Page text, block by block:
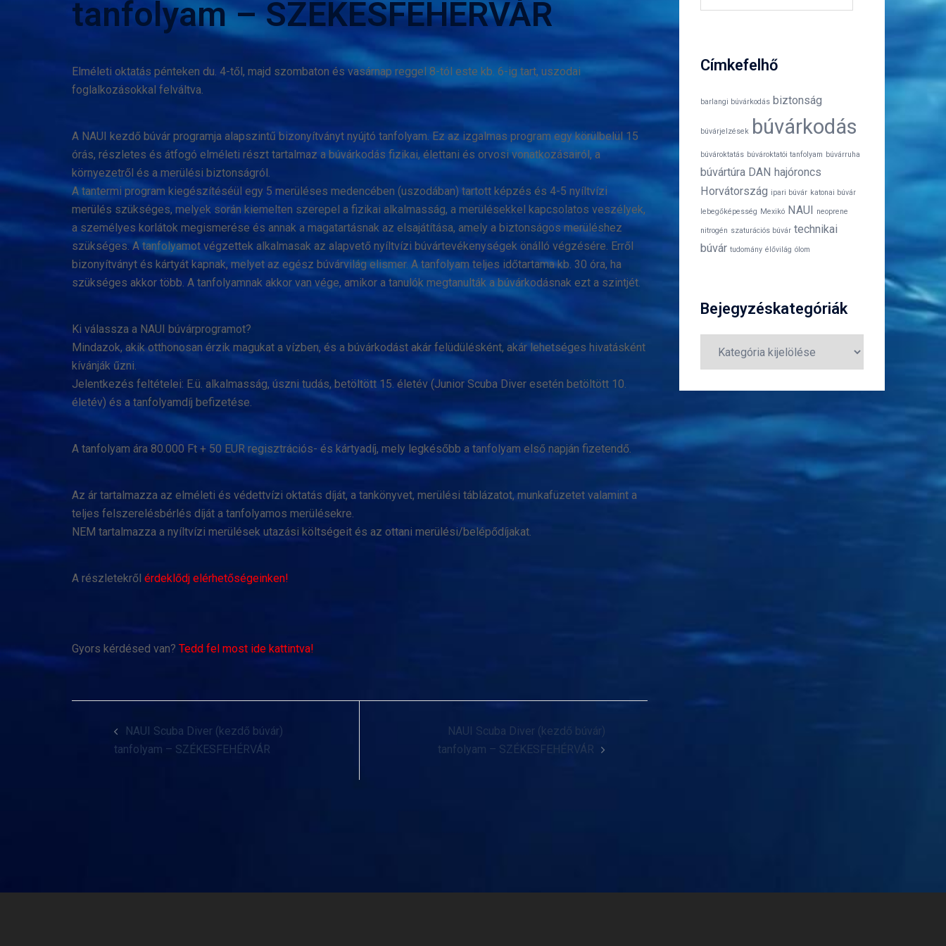
tanfolyam – SZÉKESFEHÉRVÁR
Elméleti oktatás pénteken du. 4-től, majd szombaton és vasárnap reggel 8-tól este kb. 6-ig tart, uszodai
foglalkozásokkal felváltva.
A NAUI kezdő búvár programja alapszintű bizonyítványt nyújtó tanfolyam. Ez az izgalmas program egy körülbelül 15
órás, részletes és átfogó elméleti részt tartalmaz a búvárkodás fizikai, élettani és orvosi vonatkozásairól, a
környezetről és a merülési biztonságról.
A tantermi program kiegészítéséül egy 5 merüléses medencében (uszodában) tartott képzés és 4-5 nyíltvízi
merülés szükséges, melyek során kiemelten szerepel a fizikai alkalmasság, a merülésekkel kapcsolatos veszélyek,
a személyes korlátok megismerése és annak a magatartásnak az elsajátítása, amely a biztonságos merüléshez
szükséges. A tanfolyamot végzettek alkalmasak az alapvető nyíltvízi búvártevékenységek önálló végzésére. Erről
bizonyítványt és kártyát kapnak, melyet az egész búvárvilág elismer. A tanfolyam teljes időtartama kb. 30 óra, ha
szükséges akkor több. A tanfolyamnak akkor van vége, amikor a tanulók megtanulták a búvárkodásnak ezt a szintjét.
Ki válassza a NAUI búvárprogramot?
Mindazok, akik otthonosan érzik magukat a vízben, és a búvárkodást akár felüdülésként, akár lehetséges hivatásként
kívánják űzni.
Jelentkezés feltételei: E.ü. alkalmasság, úszni tudás, betöltött 15. életév (Junior Scuba Diver esetén betöltött 10.
életév) és a tanfolyamdíj befizetése.
A tanfolyam ára 80.000 Ft + 50 EUR regisztrációs- és kártyadíj, mely legkésőbb a tanfolyam első napján fizetendő.
Az ár tartalmazza az elméleti és védettvízi oktatás díját, a tankönyvet, merülési táblázatot, munkafüzetet valamint a
teljes felszerelésbérlés díját a tanfolyamos merülésekre.
NEM tartalmazza a nyíltvízi merülések utazási költségeit és az ottani merülési/belépődíjakat.
A részletekről érdeklődj elérhetőségeinken!
Gyors kérdésed van? Tedd fel most ide kattintva!
navigation
NAUI Scuba Diver (kezdő búvár)
tanfolyam – SZÉKESFEHÉRVÁR
NAUI Scuba Diver (kezdő búvár)
tanfolyam – SZÉKESFEHÉRVÁR
Címkefelhő
barlangi búvárkodás biztonság
búvárjelzések búvárkodás
búvároktatás búvároktatói tanfolyam búvárruha
búvártúra DAN hajóroncs
Horvátország ipari búvár katonai búvár
lebegőképesség Mexikó NAUI neoprene
nitrogén szaturációs búvár technikai
búvár tudomány élővilág ólom
Bejegyzéskategóriák